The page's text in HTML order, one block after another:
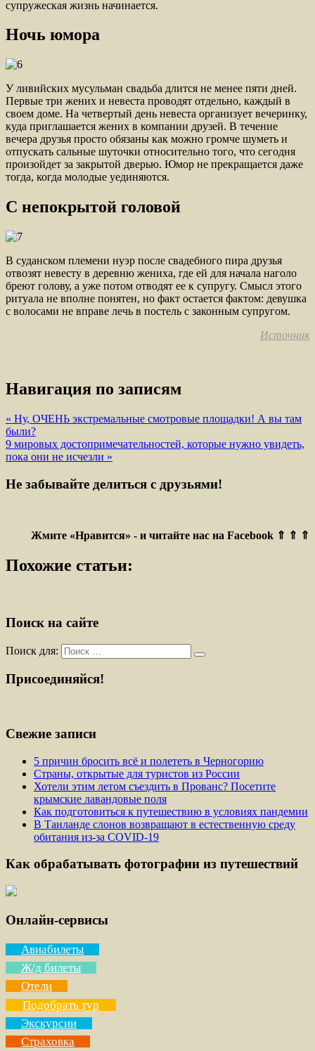
супружеская жизнь начинается.
Ночь юмора
У ливийских мусульман свадьба длится не менее пяти дней.
Первые три жених и невеста проводят отдельно, каждый в
своем доме. На четвертый день невеста организует вечеринку,
куда приглашается жених в компании друзей. В течение
вечера друзья просто обязаны как можно громче шуметь и
отпускать сальные шуточки относительно того, что сегодня
произойдет за закрытой дверью. Юмор не прекращается даже
тогда, когда молодые уединяются.
С непокрытой головой
В суданском племени нуэр после свадебного пира друзья
отвозят невесту в деревню жениха, где ей для начала наголо
бреют голову, а уже потом отводят ее к супругу. Смысл этого
ритуала не вполне понятен, но факт остается фактом: девушка
с волосами не вправе лечь в постель с законным супругом.
Источник
Навигация по записям
« Ну, ОЧЕНЬ экстремальные смотровые площадки! А вы там
были?
9 мировых достопримечательностей, которые нужно увидеть,
пока они не исчезли »
Не забывайте делиться с друзьями!
Жмите «Нравится» - и читайте нас на Facebook ⇑ ⇑ ⇑
Похожие статьи:
Поиск на сайте
Поиск для:
Присоединяйся!
Свежие записи
5 причин бросить всё и полететь в Черногорию
Страны, открытые для туристов из России
Хотели этим летом съездить в Прованс? Посетите
крымские лавандовые поля
Как подготовиться к путешествию в условиях пандемии
В Таиланде слонов возвращают в естественную среду
обитания из-за COVID-19
Как обрабатывать фотографии из путешествий
Онлайн-сервисы
Авиабилеты
Ж/д билеты
Отели
Подобрать тур
Экскурсии
Страховка